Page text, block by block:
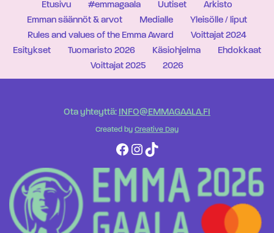
Etusivu #emmagaala Uutiset
Arkisto
Emman säännöt & arvot
Medialle
Yleisölle / liput
Rules and values of the Emma Award
Voittajat 2024
Esitykset
Tuomaristo 2026 Käsiohjelma
Ehdokkaat
Voittajat 2025
2026
Ota yhteyttä: INFO@EMMAGAALA.FI
Created by Creative Day